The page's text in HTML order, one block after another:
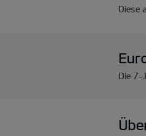
Diese
Die 7-